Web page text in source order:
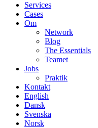
Services
Cases
Om
Network
Blog
The Essentials
Teamet
Jobs
Praktik
Kontakt
English
Dansk
Svenska
Norsk